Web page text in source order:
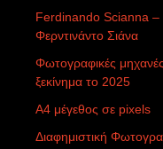
Ferdinando Scianna –
Φερντινάντο Σιάνα
Φωτογραφικές
ξεκίνημα το 2025
Α4 μέγεθος σε pixels
Διαφημιστική